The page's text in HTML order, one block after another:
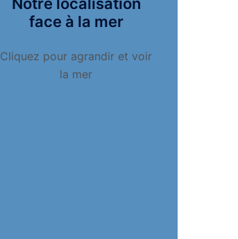
face à la mer
Cliquez pour agrandir et voir
la mer